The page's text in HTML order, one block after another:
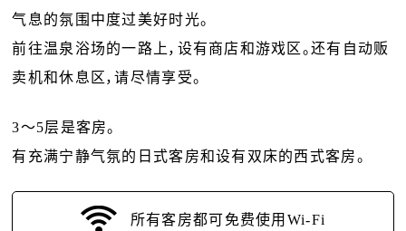
气息的氛围中度过美好时光。
前往温泉浴场的一路上，设有商店和游戏区。还有自动贩
卖机和休息区，请尽情享受。
3〜5层是客房。
有充满宁静气氛的日式客房和设有双床的西式客房。
所有客房都可免费使用Wi-Fi